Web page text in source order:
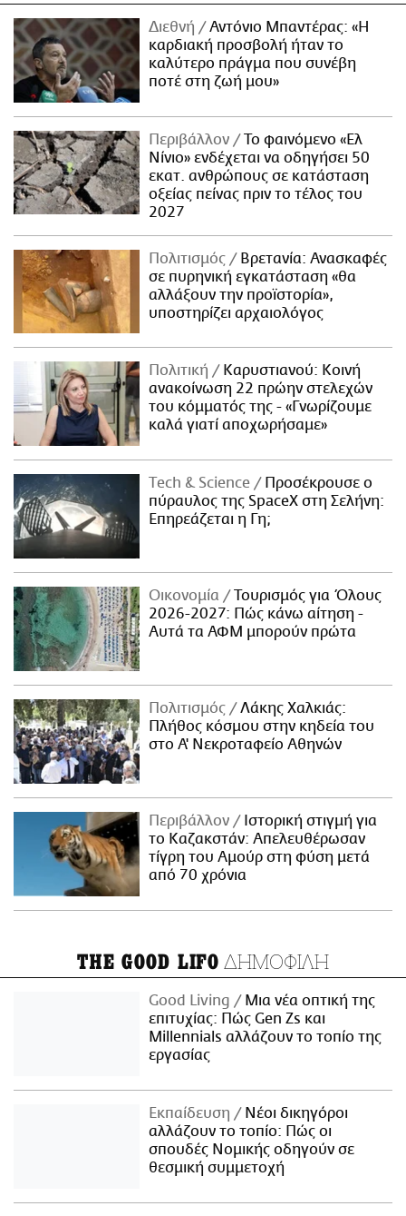
Διεθνή
Αντόνιο Μπαντέρας: «Η
καρδιακή προσβολή ήταν το
καλύτερο πράγμα που συνέβη
ποτέ στη ζωή μου»
Περιβάλλον
Το φαινόμενο «Ελ
Νίνιο» ενδέχεται να οδηγήσει 50
εκατ. ανθρώπους σε κατάσταση
οξείας πείνας πριν το τέλος του
2027
Πολιτισμός
Βρετανία: Ανασκαφές
σε πυρηνική εγκατάσταση «θα
αλλάξουν την προϊστορία»,
υποστηρίζει αρχαιολόγος
Πολιτική
Καρυστιανού: Κοινή
ανακοίνωση 22 πρώην στελεχών
του κόμματός της - «Γνωρίζουμε
καλά γιατί αποχωρήσαμε»
Τech & Science
Προσέκρουσε ο
πύραυλος της SpaceX στη Σελήνη:
Επηρεάζεται η Γη;
Οικονομία
Τουρισμός για Όλους
2026-2027: Πώς κάνω αίτηση -
Αυτά τα ΑΦΜ μπορούν πρώτα
Πολιτισμός
Λάκης Χαλκιάς:
Πλήθος κόσμου στην κηδεία του
στο Α' Νεκροταφείο Αθηνών
Περιβάλλον
Ιστορική στιγμή για
το Καζακστάν: Απελευθέρωσαν
τίγρη του Αμούρ στη φύση μετά
από 70 χρόνια
THE GOOD LIFO ΔΗΜΟΦΙΛΗ
Good Living
Μια νέα οπτική της
επιτυχίας: Πώς Gen Zs και
Millennials αλλάζουν το τοπίο της
εργασίας
Εκπαίδευση
Νέοι δικηγόροι
αλλάζουν το τοπίο: Πώς οι
σπουδές Νομικής οδηγούν σε
θεσμική συμμετοχή